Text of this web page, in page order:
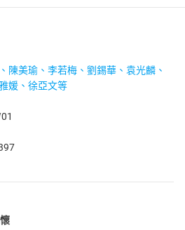
陳美瑜、李若梅、劉錫華、袁光麟、
媛、徐亞文等